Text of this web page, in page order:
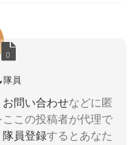
0
隊員
お問い合わせなどに匿
この投稿者が代理で
隊員登録するとあなた